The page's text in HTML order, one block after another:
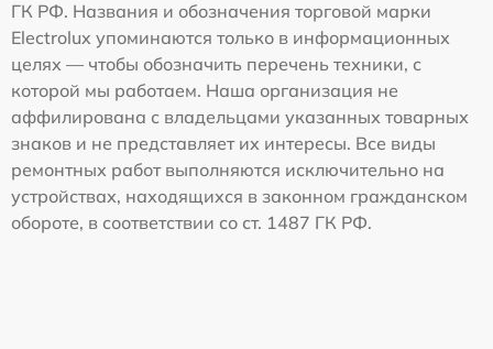
ГК РФ. Названия и обозначения торговой марки
Electrolux упоминаются только в информационных
целях — чтобы обозначить перечень техники, с
которой мы работаем. Наша организация не
аффилирована с владельцами указанных товарных
знаков и не представляет их интересы. Все виды
ремонтных работ выполняются исключительно на
устройствах, находящихся в законном гражданском
обороте, в соответствии со ст. 1487 ГК РФ.